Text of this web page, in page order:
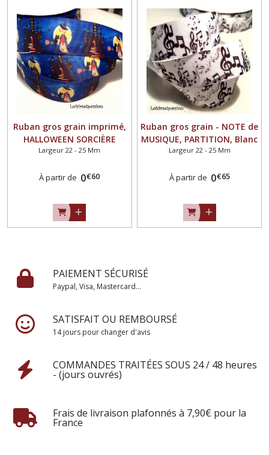
Ruban gros grain imprimé,
HALLOWEEN SORCIÈRE
CHÂTEAU ** 25 mm **
Largeur 22 - 25 Mm
À partir de 0€60
Ruban gros grain - NOTE de
MUSIQUE, PARTITION, Blanc
noir ** 25 mm ** Galon
choix
Largeur 22 - 25 Mm
À partir de 0€65
PAIEMENT SÉCURISÉ
Paypal, Visa, Mastercard...
SATISFAIT OU REMBOURSÉ
14 jours pour changer d'avis
COMMANDES TRAITÉES SOUS 24 / 48 heures
- (jours ouvrés)
Frais de livraison plafonnés à 7,90€ pour la
France